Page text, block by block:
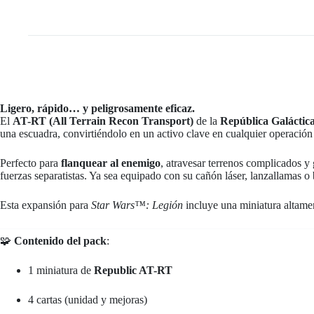
Ligero, rápido… y peligrosamente eficaz.
El AT-RT (All Terrain Recon Transport) de la República
una escuadra, convirtiéndolo en un activo clave en cualquier
Perfecto para flanquear al enemigo, atravesar terrenos complicados
fuerzas separatistas. Ya sea equipado con su cañón láser, lanzallamas
Esta expansión para Star Wars™: Legión incluye una miniatura
🧩 Contenido del pack:
1 miniatura de Republic AT-RT
4 cartas (unidad y mejoras)